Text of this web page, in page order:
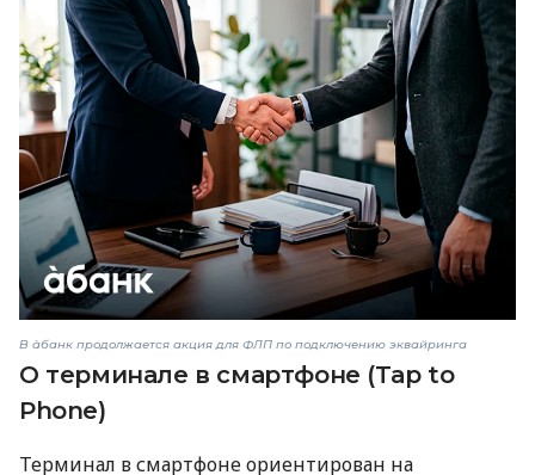
В àбанк продолжается акция для ФЛП по подключению эквайринга
О терминале в смартфоне (Tap to
Phone)
Терминал в смартфоне ориентирован на